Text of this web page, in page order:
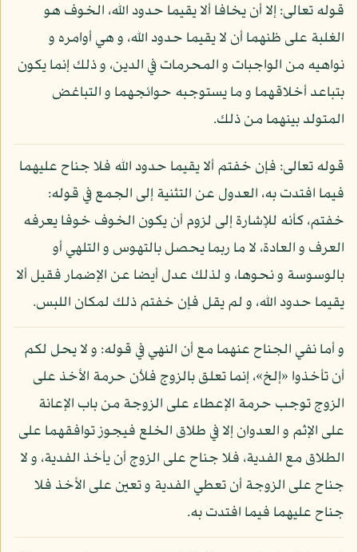
قوله تعالى: إلا أن يخافا ألا يقيما حدود الله، الخوف هو
الغلبة على ظنهما أن لا يقيما حدود الله، و هي أوامره و
نواهيه من الواجبات و المحرمات في الدين، و ذلك إنما يكون
بتباعد أخلاقهما و ما يستوجبه حوائجهما و التباغض
المتولد بينهما من ذلك.
قوله تعالى: فإن خفتم ألا يقيما حدود الله فلا جناح عليهما
فيما افتدت به، العدول عن التثنية إلى الجمع في قوله:
خفتم، كأنه للإشارة إلى لزوم أن يكون الخوف خوفا يعرفه
العرف و العادة، لا ما ربما يحصل بالتهوس و التلهي أو
بالوسوسة و نحوها، و لذلك عدل أيضا عن الإضمار فقيل ألا
يقيما حدود الله، و لم يقل فإن خفتم ذلك لمكان اللبس.
و أما نفي الجناح عنهما مع أن النهي في قوله: و لا يحل لكم
أن تأخذوا «إلخ»، إنما تعلق بالزوج فلأن حرمة الأخذ على
الزوج توجب حرمة الإعطاء على الزوجة من باب الإعانة
على الإثم و العدوان إلا في طلاق الخلع فيجوز توافقهما على
الطلاق مع الفدية، فلا جناح على الزوج أن يأخذ الفدية، و لا
جناح على الزوجة أن تعطي الفدية و تعين على الأخذ فلا
جناح عليهما فيما افتدت به.